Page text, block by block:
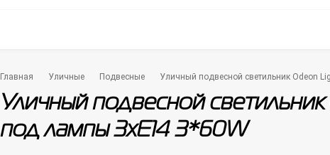
Главная Уличные Подвесные Уличный подвесной светильник Odeon
Уличный подвесной
под лампы 3xE14 3*60W